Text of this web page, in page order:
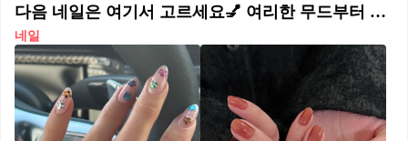
다음 네일은 여기서 고르세요💅 여리한 무드부터 로맨틱한 포인트까지!🩰🪞 올봄 트렌드인 레이스가 손톱 위에도 올라왔습니다. 레이스 패턴을 프렌치 팁처럼 얹거나, 시스루 베이스 위에 섬세한 디테일을 더해 란제리 같은 분위기를 연출하는 것이죠. 실제로 레이스 네일은 2026 네일 트렌드 키워드로도 함께 언급되며 주목받고 있습니다. 특히 누드 핑크나 밀키 베이스 위에 화이트 레이스를 얹으면 로맨틱한 무드가 살아나는데요. 여기에 3D 플라워나 진주 포인트를 더하면 한층 더 화려하게 연출해보세요.
네일